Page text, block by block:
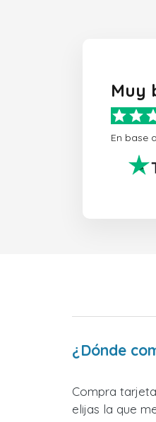
Muy
En base
¿Dónde
Compra
elijas la que